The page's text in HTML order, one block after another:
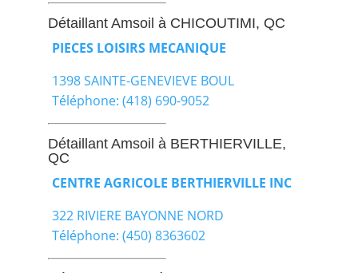
Détaillant Amsoil à CHICOUTIMI, QC
PIECES LOISIRS MECANIQUE
1398 SAINTE-GENEVIEVE BOUL
Téléphone: (418) 690-9052
Détaillant Amsoil à BERTHIERVILLE,
QC
CENTRE AGRICOLE BERTHIERVILLE INC
322 RIVIERE BAYONNE NORD
Téléphone: (450) 8363602